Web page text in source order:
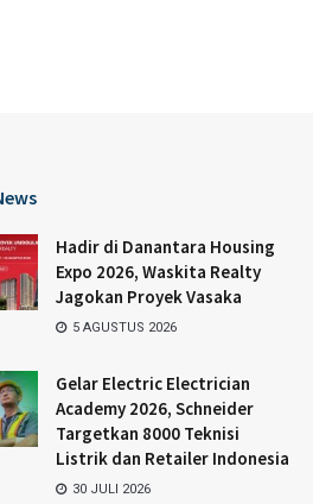
Hadir di Danantara Housing
Expo 2026, Waskita Realty
Jagokan Proyek Vasaka
5 AGUSTUS 2026
Gelar Electric Electrician
Academy 2026, Schneider
Targetkan 8000 Teknisi
Listrik dan Retailer Indonesia
30 JULI 2026